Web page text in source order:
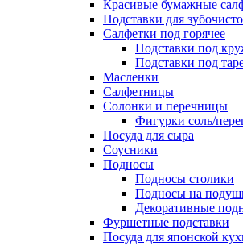
Красивые бумажные
Подставки для
Салфетки под горячее
Подставки под
Подставки под
Масленки
Салфетницы
Солонки и перечницы
Фигурки соль/
Посуда для сыра
Соусники
Подносы
Подносы столики
Подносы на
Декоративные
Фуршетные подставки
Посуда для японской